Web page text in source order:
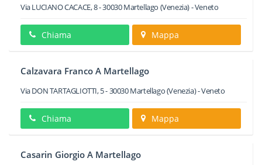
Via LUCIANO CACACE, 8-30030Martellago (Venezia) -Veneto
Chiama Mappa
Calzavara Franco A Martellago
Via DON TARTAGLIOTTI, 5-30030Martellago(Venezia) -Veneto
Chiama Mappa
Casarin Giorgio A Martellago